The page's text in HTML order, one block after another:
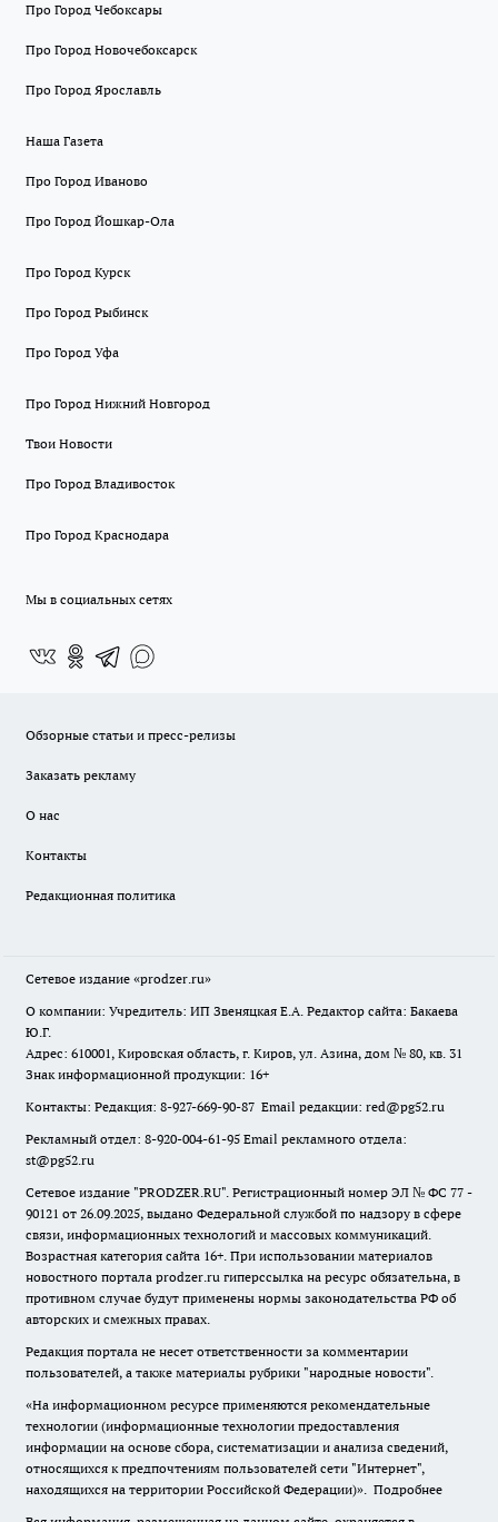
Про Город Чебоксары
Про Город Новочебоксарск
Про Город Ярославль
Наша Газета
Про Город Иваново
Про Город Йошкар-Ола
Про Город Курск
Про Город Рыбинск
Про Город Уфа
Про Город Нижний Новгород
Твои Новости
Про Город Владивосток
Про Город Краснодара
Мы в социальных сетях
Обзорные статьи и пресс-релизы
Заказать рекламу
О нас
Контакты
Редакционная политика
Сетевое издание «prodzer.ru»
О компании: Учредитель: ИП Звеняцкая Е.А. Редактор сайта: Бакаева
Ю.Г.
Адрес: 610001, Кировская область, г. Киров, ул. Азина, дом № 80, кв. 31
Знак информационной продукции: 16+
Контакты: Редакция: 8-927-669-90-87 Email редакции: red@pg52.ru
Рекламный отдел: 8-920-004-61-95 Email рекламного отдела:
st@pg52.ru
Сетевое издание "PRODZER.RU". Регистрационный номер ЭЛ № ФС 77 -
90121 от 26.09.2025, выдано Федеральной службой по надзору в сфере
связи, информационных технологий и массовых коммуникаций.
Возрастная категория сайта 16+. При использовании материалов
новостного портала prodzer.ru гиперссылка на ресурс обязательна, в
противном случае будут применены нормы законодательства РФ об
авторских и смежных правах.
Редакция портала не несет ответственности за комментарии
пользователей, а также материалы рубрики "народные новости".
«На информационном ресурсе применяются рекомендательные
технологии (информационные технологии предоставления
информации на основе сбора, систематизации и анализа сведений,
относящихся к предпочтениям пользователей сети "Интернет",
находящихся на территории Российской Федерации)». Подробнее